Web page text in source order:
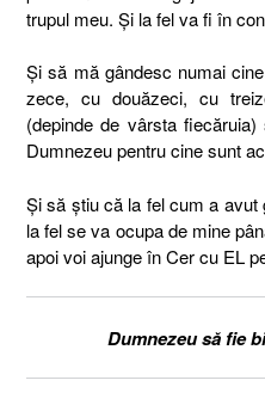
trupul meu. Și la fel va fi în
Și să mă gândesc numai
zece, cu douăzeci, cu
(depinde de vârsta
Dumnezeu pentru cine sunt
Și să știu că la fel cum a avut
la fel se va ocupa de mine
apoi voi ajunge în Cer cu EL
Dumnezeu să fie